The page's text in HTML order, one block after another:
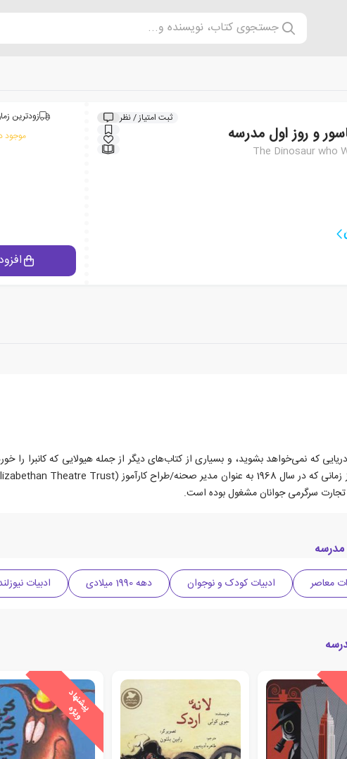
جستجوی کتاب، نویسنده و...
ثبت امتیاز / نظر
و روز اول مدرسه
The Dinosaur who
زودترین
موجود
که نمی‌خواهد بشوید، و بسیاری از کتاب‌های دیگر از جمله هیولایی که کانبرا
مدرسه
معاصر ادبیات کودک و نوجوان دهه 1990 میلادی ادبیات
پ
ی
ش
ن
ه
ا
د
و
ی
ژ
ه